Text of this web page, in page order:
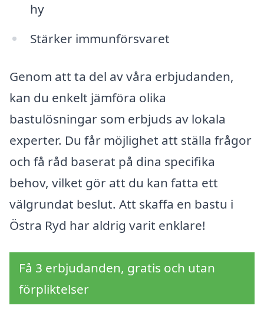
hy
Stärker immunförsvaret
Genom att ta del av våra erbjudanden,
kan du enkelt jämföra olika
bastulösningar som erbjuds av lokala
experter. Du får möjlighet att ställa frågor
och få råd baserat på dina specifika
behov, vilket gör att du kan fatta ett
välgrundat beslut. Att skaffa en bastu i
Östra Ryd har aldrig varit enklare!
Få 3 erbjudanden, gratis och utan
förpliktelser